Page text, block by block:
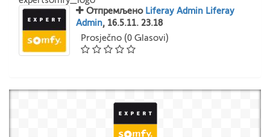
Отпремљено Liferay Admin Liferay
Admin, 16.5.11. 23.18
Prosječno (0 Glasovi)